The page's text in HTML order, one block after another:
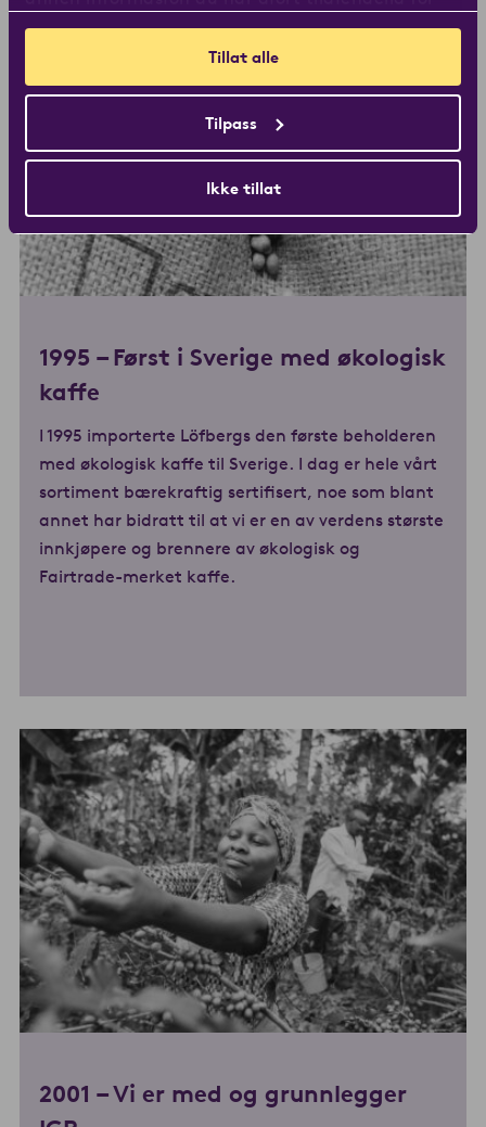
dem, eller som de har samlet inn gjennom din
bruk av tjenestene deres.
Tillat alle
Tilpass
Ikke tillat
1995 –Først i Sverige med økologisk
kaffe
I 1995 importerte Löfbergs den første beholderen
med økologisk kaffe til Sverige. I dag er hele vårt
sortiment bærekraftig sertifisert, noe som blant
annet har bidratt til at vi er en av verdens største
innkjøpere og brennere av økologisk og
Fairtrade-merket kaffe.
2001 – Vi er med og grunnlegger